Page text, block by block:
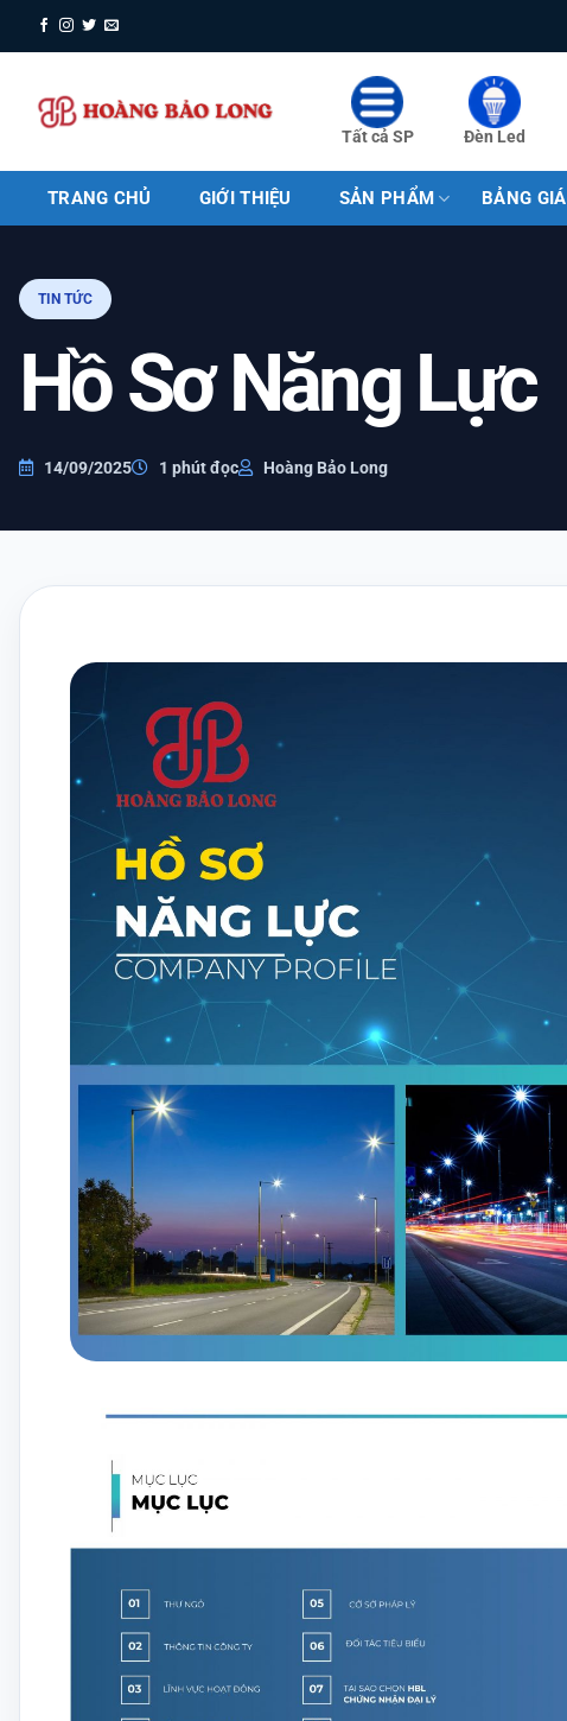
dung
Tất cả SP Đèn Led
TRANG CHỦ GIỚI THIỆU SẢN PHẨM BẢNG GIÁ
TIN TỨC
Hồ Sơ Năng Lực
14/09/2025 1 phút đọc Hoàng Bảo Long